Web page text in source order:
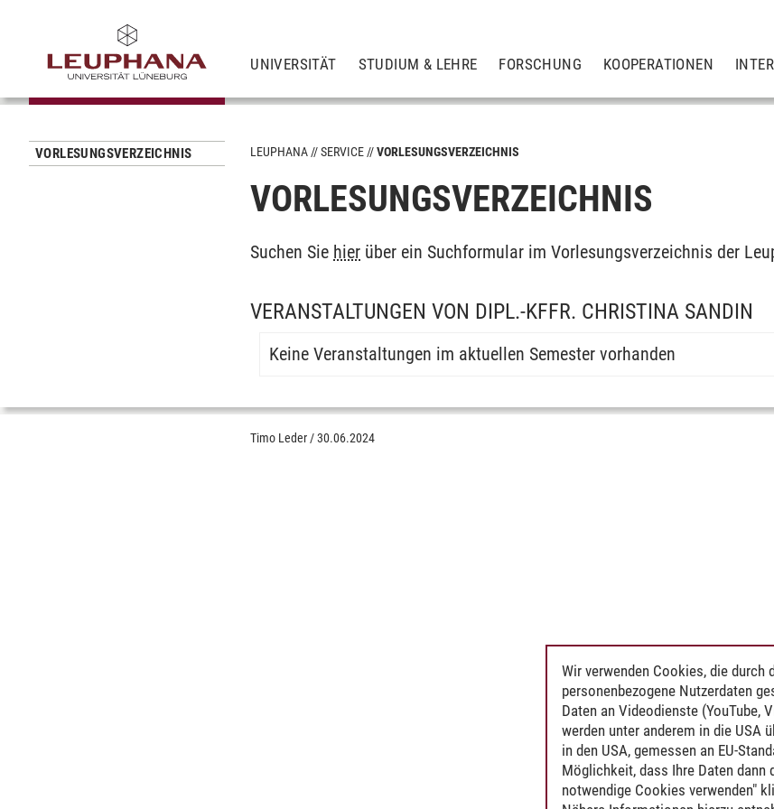
UNIVERSITÄT STUDIUM & LEHRE FORSCHUNG KOOPERATIONEN
VORLESUNGSVERZEICHNIS LEUPHANA SERVICE VORLESUNGSVERZEICHNIS
VORLESUNGSVERZEICHNIS
Suchen Sie hier über ein Suchformular im Vorlesungsverzeichnis der
VERANSTALTUNGEN VON DIPL.-KFFR. CHRISTINA SANDIN
Keine Veranstaltungen im aktuellen Semester vorhanden
Timo Leder /30.06.2024
Wir verwenden Cookies, die
personenbezogene Nutzerdaten
Daten an Videodienste (YouTube,
werden unter anderem in die USA
in den USA, gemessen an EU-
Möglichkeit, dass Ihre Daten dann
notwendige Cookies verwenden"